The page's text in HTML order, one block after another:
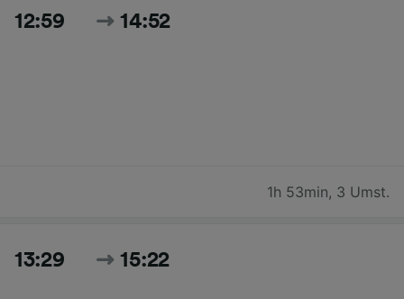
12:59 14:52
1h 53min, 3 Umst.
13:29 15:22